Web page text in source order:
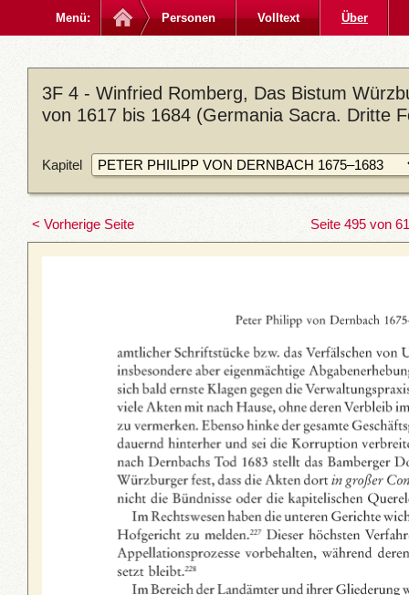
Menü: Personen Volltext Über
3F 4 - Winfried Romberg, Das Bistum
von 1617 bis 1684 (Germania Sacra. Dritte
Kapitel
< Vorherige Seite Seite 495 von